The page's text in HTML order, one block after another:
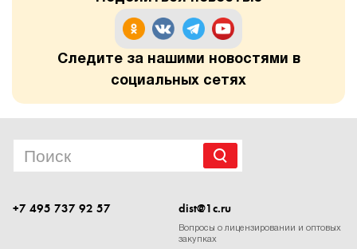
Следите за нашими новостями в
социальных сетях
+7 495 737 92 57 dist@1c.ru
Вопросы о лицензировании и оптовых
закупках